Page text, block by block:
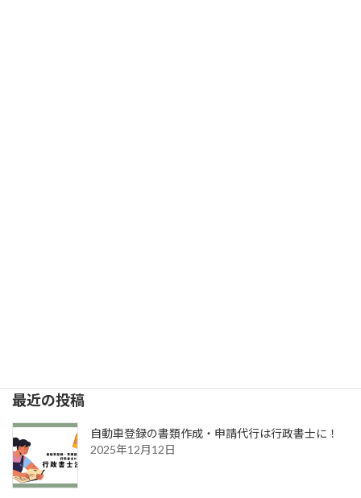
最近の投稿
自動車登録の書類作成・申請代行は行政書士に！
2025年12月12日